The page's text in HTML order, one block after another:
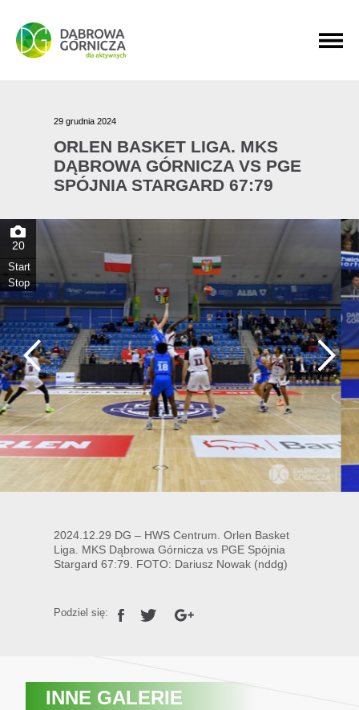
PRZEJDŹ DO MENU GŁÓWNEGO
PRZEJDŹ DO WYSZUKIWARKI
PRZEJDŹ DO TREŚCI
29 grudnia 2024
ORLEN BASKET LIGA. MKS
DĄBROWA GÓRNICZA VS PGE
SPÓJNIA STARGARD 67:79
20
Start
Stop
2024.12.29 DG – HWS Centrum. Orlen Basket
Liga. MKS Dąbrowa Górnicza vs PGE Spójnia
Stargard 67:79. FOTO: Dariusz Nowak (nddg)
Podziel się:
INNE GALERIE